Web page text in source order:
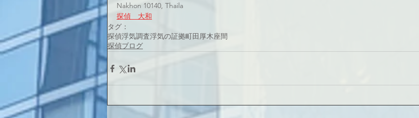
Nakhon 10140, Thaila
探偵　大和
タグ：
探偵浮気調査浮気の証拠町田厚木座間
探偵ブログ